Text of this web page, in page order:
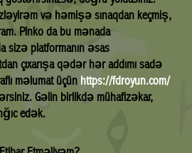
və həmişə sınaqdan keçmiş,
Pinko da bu mənada
sizə platformanın əsas
çıxarışa qədər hər addımı sadə
məlumat üçün https://fdroyun.com/
Gəlin birlikdə mühafizəkar,
edək.